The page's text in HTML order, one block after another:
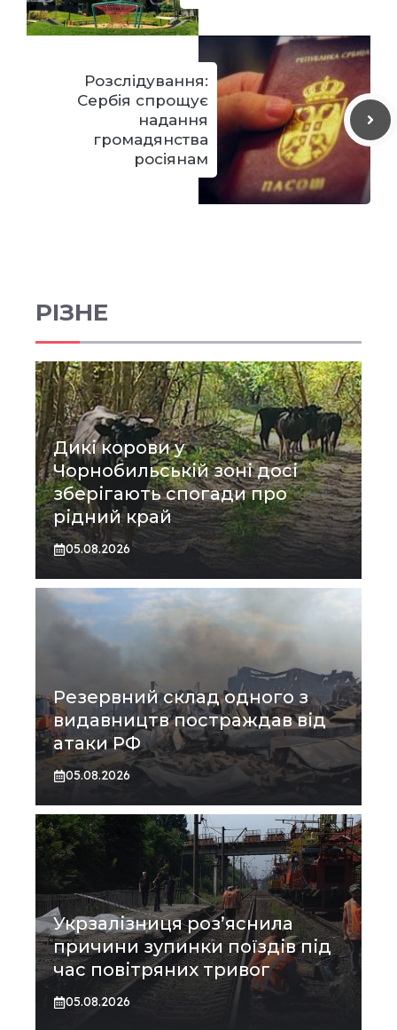
Розслідування:
Сербія спрощує
надання
громадянства
росіянам
РІЗНЕ
Дикі корови у
Чорнобильській зоні досі
зберігають спогади про
рідний край
05.08.2026
Резервний склад одного з
видавництв постраждав від
атаки РФ
05.08.2026
Укрзалізниця роз’яснила
причини зупинки поїздів під
час повітряних тривог
05.08.2026